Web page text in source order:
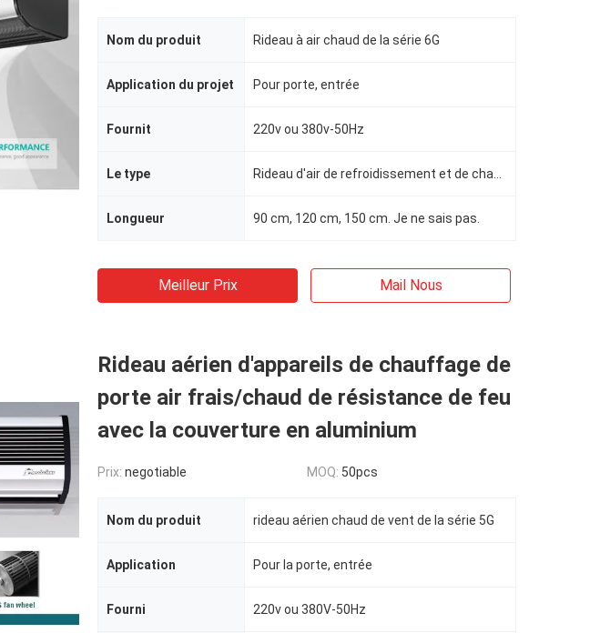
Nom du produit Rideau à air chaud de la série 6G
Application du projet Pour porte, entrée
Fournit 220v ou 380v-50Hz
Le type
Longueur 90 cm, 120 cm, 150 cm. Je ne sais pas.
Meilleur Prix Mail Nous
Rideau aérien d'appareils de chauffage de
porte air frais/chaud de résistance de feu
avec la couverture en aluminium
Prix: negotiable MOQ: 50pcs
Nom du produit rideau aérien chaud de vent de la série 5G
Application Pour la porte, entrée
Fourni 220v ou 380V-50Hz